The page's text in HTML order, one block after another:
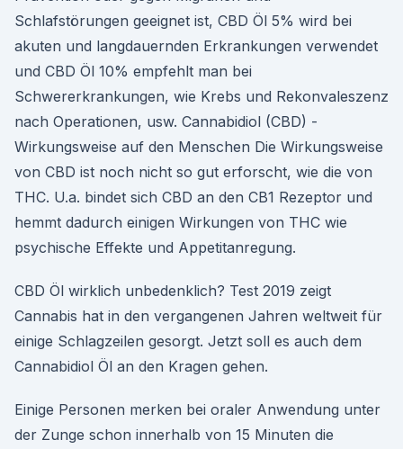
Schlafstörungen geeignet ist, CBD Öl 5% wird bei
akuten und langdauernden Erkrankungen verwendet
und CBD Öl 10% empfehlt man bei
Schwererkrankungen, wie Krebs und Rekonvaleszenz
nach Operationen, usw. Cannabidiol (CBD) -
Wirkungsweise auf den Menschen Die Wirkungsweise
von CBD ist noch nicht so gut erforscht, wie die von
THC. U.a. bindet sich CBD an den CB1 Rezeptor und
hemmt dadurch einigen Wirkungen von THC wie
psychische Effekte und Appetitanregung.
CBD Öl wirklich unbedenklich? Test 2019 zeigt
Cannabis hat in den vergangenen Jahren weltweit für
einige Schlagzeilen gesorgt. Jetzt soll es auch dem
Cannabidiol Öl an den Kragen gehen.
Einige Personen merken bei oraler Anwendung unter
der Zunge schon innerhalb von 15 Minuten die